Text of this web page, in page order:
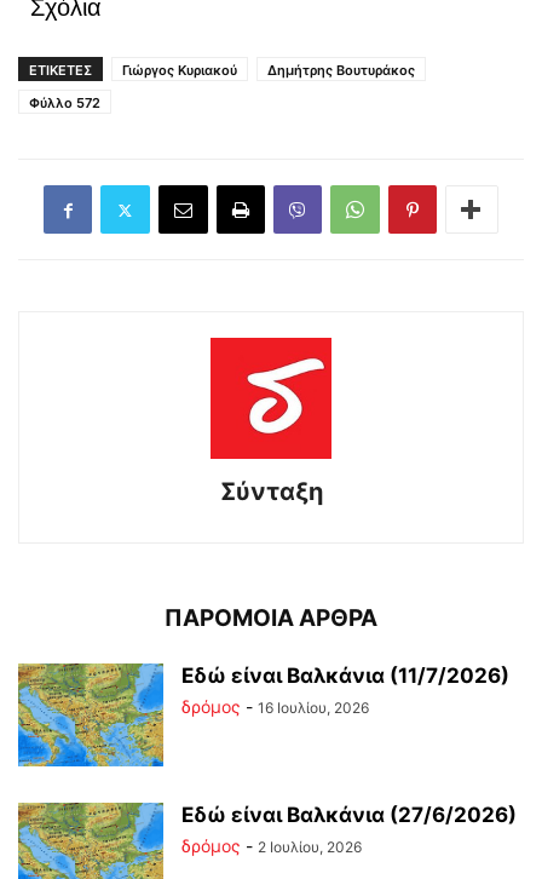
Σχόλια
ΕΤΙΚΕΤΕΣ Γιώργος Κυριακού
Δημήτρης Βουτυράκος
Φύλλο 572
Σύνταξη
ΠΑΡΟΜΟΙΑ ΑΡΘΡΑ
Εδώ είναι Βαλκάνια (11/7/2026)
δρόμος - 16 Ιουλίου, 2026
Εδώ είναι Βαλκάνια (27/6/2026)
δρόμος - 2 Ιουλίου, 2026